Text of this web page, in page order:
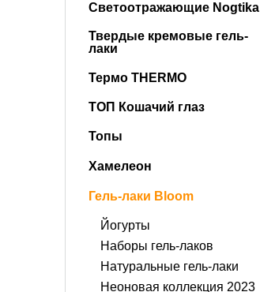
Светоотражающие Nogtika
Твердые кремовые гель-
лаки
Термо THERMO
ТОП Кошачий глаз
Топы
Хамелеон
Гель-лаки Bloom
Йогурты
Наборы гель-лаков
Натуральные гель-лаки
Неоновая коллекция 2023